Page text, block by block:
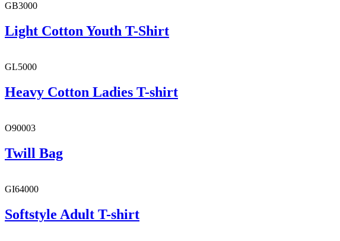
GB3000
Light Cotton Youth T-Shirt
GL5000
Heavy Cotton Ladies T-shirt
O90003
Twill Bag
GI64000
Softstyle Adult T-shirt